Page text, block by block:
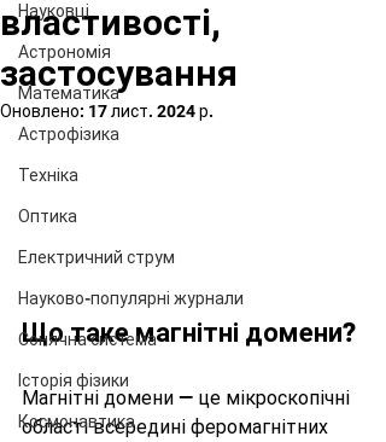
Науковці
Астрономія
Математика
Астрофізика
Техніка
Оптика
Електричний струм
Науково-популярні журнали
Сонячна система
Історія фізики
Космонавтика
властивості,
застосування
Оновлено: 17 лист. 2024 р.
Що таке магнітні домени?
Магнітні домени — це мікроскопічні
області всередині феромагнітних